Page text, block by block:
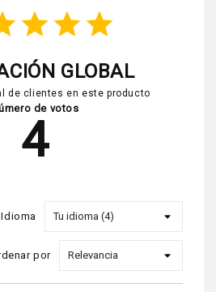
starstarstar
GLOBAL
de clientes en este producto
de votos
4
Idioma
por